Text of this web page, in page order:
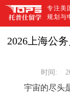
专注美
规划与
2026上海公
时间:
宇宙的尽头